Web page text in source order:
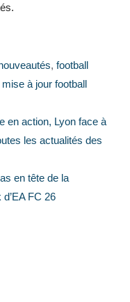
, football
mise à jour football
en action, Lyon face à
les actualités des
en tête de la
FC 26